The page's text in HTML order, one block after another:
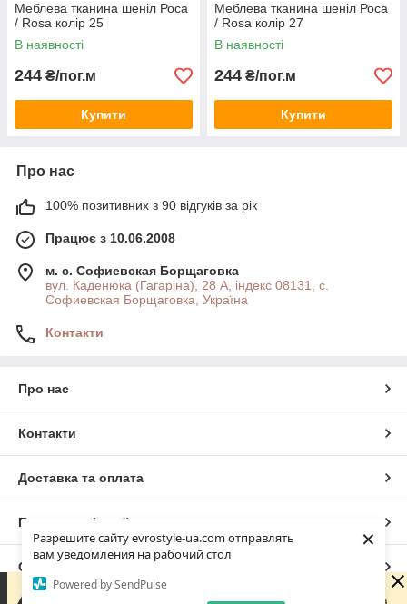
Разрешите сайту evrostyle-ua.com отправлять
вам уведомления на рабочий стол
Powered by SendPulse
×
Меблева тканина шеніл Роса
/ Rosa колір 25
В наявності
244 ₴/пог.м
Купити
Меблева тканина шеніл Роса
/ Rosa колір 27
В наявності
244 ₴/пог.м
Купити
Про нас
100% позитивних з 90 відгуків за рік
Працює з 10.06.2008
м. с. Софиевская Борщаговка
вул. Каденюка (Гагаріна), 28 А, індекс 08131, с.
Софиевская Борщаговка, Україна
Контакти
Про нас
Контакти
Доставка та оплата
Повна версія сайту
Сайт створено на маркетплейсі
Шановні покупці! Ми працюємо виключно онлайн —